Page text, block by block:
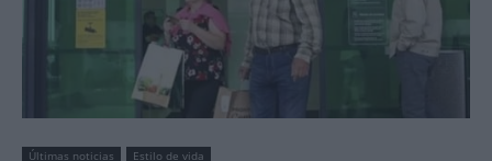
Últimas noticias Estilo de vida